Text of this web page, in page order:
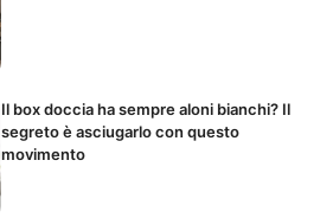
Il box doccia ha sempre aloni bianchi? Il
segreto è asciugarlo con questo
movimento